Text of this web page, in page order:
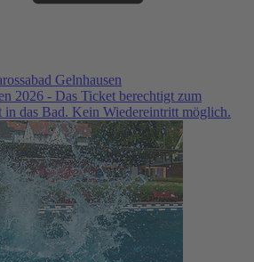
Gelnhausen
2026 - Das Ticket berechtigt zum
in das Bad. Kein Wiedereintritt möglich.